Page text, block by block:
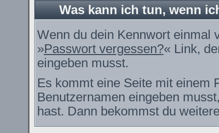
Was kann ich tun, wenn
Wenn du dein Kennwort einmal
»Passwort vergessen?« Link,
eingeben musst.
Es kommt eine Seite mit einem
Benutzernamen eingeben
hast. Dann bekommst du